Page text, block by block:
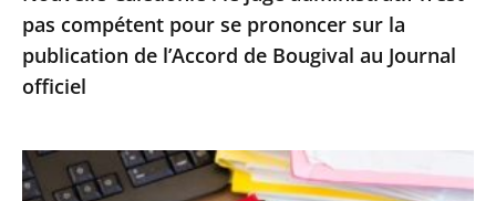
la
publication
de
de
Bougival
pas compétent pour se prononcer sur la
publication de l’Accord de Bougival au Journal
officiel
Exécution
provisoire